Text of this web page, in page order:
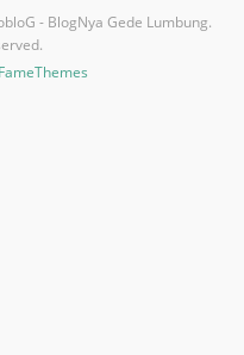
- BlogNya Gede Lumbung.
FameThemes